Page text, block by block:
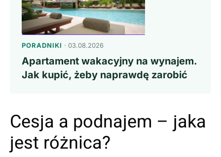
PORADNIKI · 03.08.2026
Apartament wakacyjny na wynajem.
Jak kupić, żeby naprawdę zarobić
Cesja a podnajem – jaka
jest różnica?